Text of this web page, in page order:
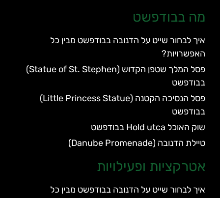
מה בבודפשט
איך לבחור שייט על הדנובה בבודפשט מבין כל
האפשרויות?
פסל המלך שטפן הקדוש (Statue of St. Stephen)
בבודפשט
פסל הנסיכה הקטנה (Little Princess Statue)
בבודפשט
שוק האוכל Hold utca בבודפשט
טיילת הדנובה (Danube Promenade)
אטרקציות ופעילויות
איך לבחור שייט על הדנובה בבודפשט מבין כל